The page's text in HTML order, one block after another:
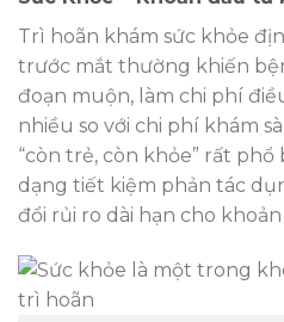
Trì hoãn khám sức khỏe
trước mắt thường khiến
đoạn muộn, làm chi phí
nhiều so với chi phí khám
“còn trẻ, còn khỏe” rất
dạng tiết kiệm phản tác
đổi rủi ro dài hạn cho